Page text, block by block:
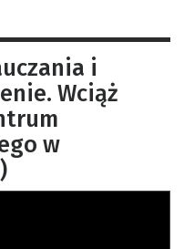
i
Wciąż
w